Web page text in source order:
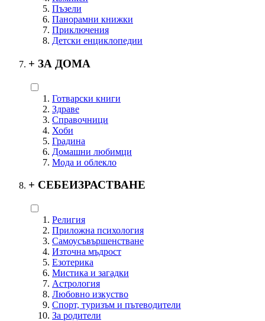
Пъзели
Панорамни книжки
Приключения
Детски енциклопедии
+ ЗА ДОМА
Готварски книги
Здраве
Справочници
Хоби
Градина
Домашни любимци
Мода и облекло
+ СЕБЕИЗРАСТВАНЕ
Религия
Приложна психология
Самоусъвършенстване
Източна мъдрост
Езотерика
Мистика и загадки
Астрология
Любовно изкуство
Спорт, туризъм и пътеводители
За родители